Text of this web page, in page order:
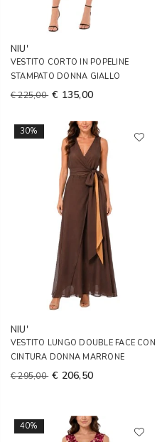
NIU'
VESTITO CORTO IN POPELINE
STAMPATO DONNA GIALLO
€ 225,00 € 135,00
30%
NIU'
VESTITO LUNGO DOUBLE FACE CON
CINTURA DONNA MARRONE
€ 295,00 € 206,50
40%